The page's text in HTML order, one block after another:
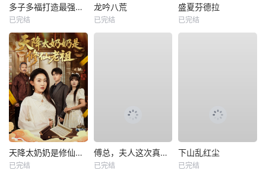
多子多福打造最强修仙家族
已完结
龙吟八荒
已完结
盛夏芬德拉
已完结
天降太奶奶是修仙老祖
已完结
傅总，夫人这次真的死了
已完结
下山乱红尘
已完结